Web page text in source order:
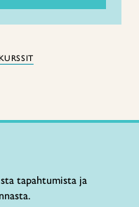
tapahtumista ja